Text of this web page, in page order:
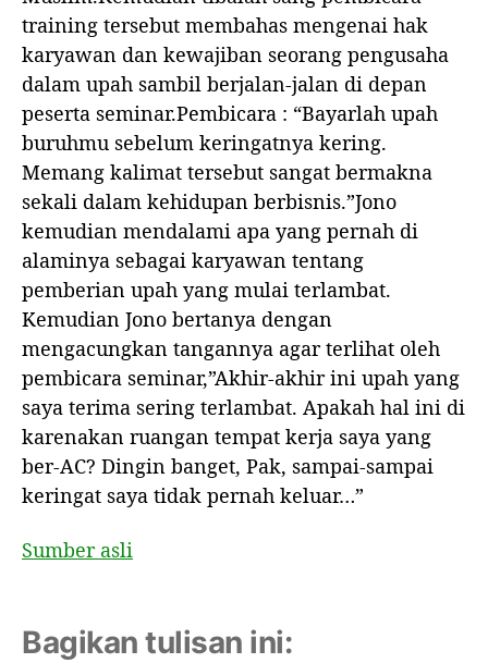
S
e
b
e
l
m
K
e
r
n
g
a
t
a
K
e
training tersebut membahas mengenai hak
karyawan dan kewajiban seorang pengusaha
dalam upah sambil berjalan-jalan di depan
peserta seminar.Pembicara : “Bayarlah upah
buruhmu sebelum keringatnya kering.
Memang kalimat tersebut sangat bermakna
sekali dalam kehidupan berbisnis.”Jono
kemudian mendalami apa yang pernah di
alaminya sebagai karyawan tentang
pemberian upah yang mulai terlambat.
Kemudian Jono bertanya dengan
mengacungkan tangannya agar terlihat oleh
pembicara seminar,”Akhir-akhir ini upah yang
saya terima sering terlambat. Apakah hal ini di
karenakan ruangan tempat kerja saya yang
ber-AC? Dingin banget, Pak, sampai-sampai
keringat saya tidak pernah keluar…”
Sumber asli
Bagikan tulisan ini: